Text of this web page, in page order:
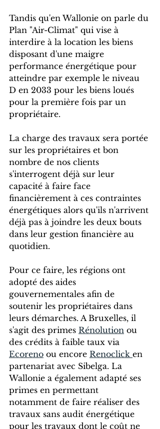
Tandis qu'en Wallonie on parle du
Plan "Air-Climat" qui vise à
interdire à la location les biens
disposant d'une maigre
performance énergétique pour
atteindre par exemple le niveau
D en 2033 pour les biens loués
pour la première fois par un
propriétaire.
La charge des travaux sera portée
sur les propriétaires et bon
nombre de nos clients
s'interrogent déjà sur leur
capacité à faire face
financièrement à ces contraintes
énergétiques alors qu'ils n'arrivent
déjà pas à joindre les deux bouts
dans leur gestion financière au
quotidien.
Pour ce faire, les régions ont
adopté des aides
gouvernementales afin de
soutenir les propriétaires dans
leurs démarches. A Bruxelles, il
s'agit des primes Rénolution ou
des crédits à faible taux via
Ecoreno ou encore Renoclick en
partenariat avec Sibelga. La
Wallonie a également adapté ses
primes en permettant
notamment de faire réaliser des
travaux sans audit énergétique
pour les travaux dont le coût ne